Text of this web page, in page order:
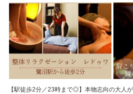
【駅徒歩2分／23時まで◎】本物志向の大人